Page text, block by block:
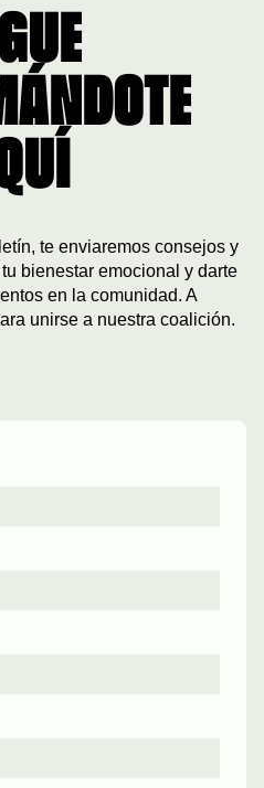
te enviaremos consejos y
bienestar emocional y darte
en la comunidad. A
unirse a nuestra coalición.